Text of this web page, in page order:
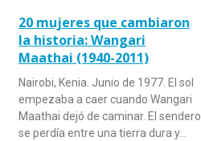
20 mujeres que cambiaron
la historia: Wangari
Maathai (1940-2011)
Nairobi, Kenia. Junio de 1977. El sol
empezaba a caer cuando Wangari
Maathai dejó de caminar. El sendero
se perdía entre una tierra dura y…